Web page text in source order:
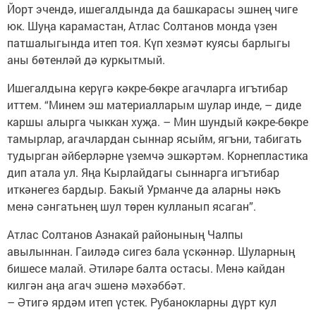
Йорт эчендә, ишегалдында да башкарасы эшнең чиге
юк. Шуңа карамастан, Атлас Солтанов монда үзен
патшалыгында итеп тоя. Күп хезмәт куясы барлыгы
аны бөтенләй дә куркытмый.
Ишегалдына керүгә кәкре-бөкре агачларга игътибар
иттем. “Минем эш материалларым шулар инде, – диде
каршы алырга чыккан хуҗа. – Мин шундый кәкре-бөкре
тамырлар, агачлардан сыннар ясыйм, ягъни, табигать
тудырган әйберләрне үземчә эшкәртәм. Корнепластика
дип атала ул. Яңа Кырлайдагы сыннарга игътибар
иткәнегез бардыр. Бакый Урманче да аларны нәкъ
менә сәнгатьнең шул төрен кулланып ясаган”.
Атлас Солтанов Азнакай районының Чалпы
авылыннан. Гаиләдә сигез бала үскәннәр. Шуларның
бишесе малай. Әтиләре балта остасы. Менә кайдан
килгән аңа агач эшенә мәхәббәт.
– Әтигә ярдәм итеп үстек. Рубанокларны дүрт кул